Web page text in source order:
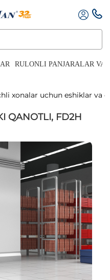
RULONLI PANJARALAR VA
xonalar uchun eshiklar va
QANOTLI, FD2H